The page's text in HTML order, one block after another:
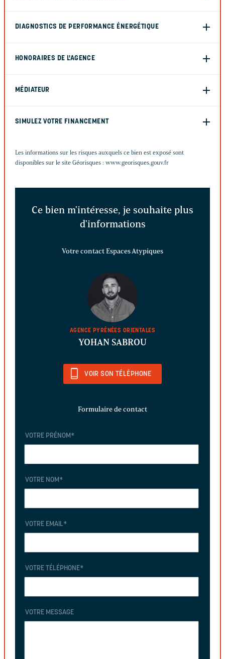
DIAGNOSTICS DE PERFORMANCE ÉNERGÉTIQUE
HONORAIRES DE L'AGENCE
MÉDIATEUR
SIMULEZ VOTRE FINANCEMENT
Les informations sur les risques auxquels ce bien est exposé sont
disponibles sur le site Géorisques : www.georisques.gouv.fr
Ce bien m'intéresse, je souhaite plus
d'informations
Votre contact Espaces Atypiques
AGENCE PYRÉNÉES ORIENTALES
YOHAN SABROU
VOIR SON TÉLÉPHONE
Formulaire de contact
VOTRE PRÉNOM*
VOTRE NOM*
VOTRE EMAIL*
VOTRE TÉLÉPHONE*
VOTRE MESSAGE